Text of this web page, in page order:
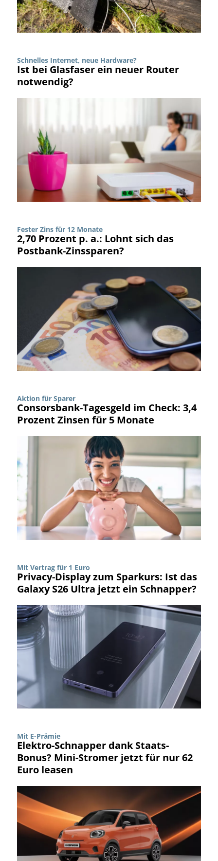
Schnelles Internet, neue Hardware?
Ist bei Glasfaser ein neuer Router
notwendig?
Fester Zins für 12 Monate
2,70 Prozent p. a.: Lohnt sich das
Postbank-Zinssparen?
Aktion für Sparer
Consorsbank-Tagesgeld im Check: 3,4
Prozent Zinsen für 5 Monate
Mit Vertrag für 1 Euro
Privacy-Display zum Sparkurs: Ist das
Galaxy S26 Ultra jetzt ein Schnapper?
Mit E-Prämie
Elektro-Schnapper dank Staats-
Bonus? Mini-Stromer jetzt für nur 62
Euro leasen